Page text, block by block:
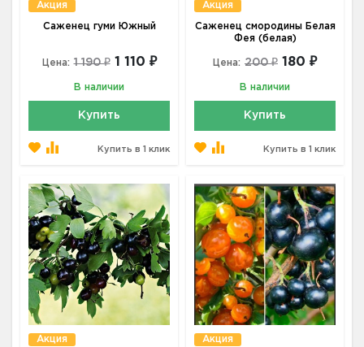
Акция
Саженец гуми Южный
Цена: 1 190 ₽ 1 110 ₽
В наличии
Купить
Купить в 1 клик
Акция
Саженец смородины Белая
Фея (белая)
Цена: 200 ₽ 180 ₽
В наличии
Купить
Купить в 1 клик
Акция Акция